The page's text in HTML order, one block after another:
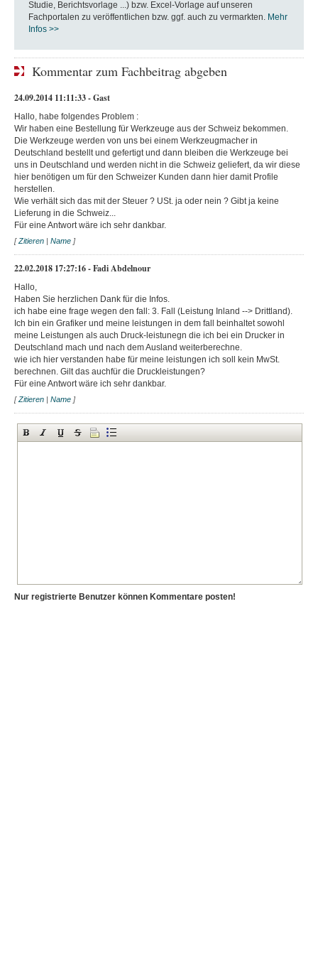
Studie, Berichtsvorlage ...) bzw. Excel-Vorlage auf unseren
Fachportalen zu veröffentlichen bzw. ggf. auch zu vermarkten. Mehr
Infos >>
Kommentar zum Fachbeitrag abgeben
24.09.2014 11:11:33 - Gast
Hallo, habe folgendes Problem :
Wir haben eine Bestellung für Werkzeuge aus der Schweiz bekommen.
Die Werkzeuge werden von uns bei einem Werkzeugmacher in
Deutschland bestellt und gefertigt und dann bleiben die Werkzeuge bei
uns in Deutschland und werden nicht in die Schweiz geliefert, da wir diese
hier benötigen um für den Schweizer Kunden dann hier damit Profile
herstellen.
Wie verhält sich das mit der Steuer ? USt. ja oder nein ? Gibt ja keine
Lieferung in die Schweiz...
Für eine Antwort wäre ich sehr dankbar.
[Zitieren | Name ]
22.02.2018 17:27:16 - Fadi Abdelnour
Hallo,
Haben Sie herzlichen Dank für die Infos.
ich habe eine frage wegen den fall: 3. Fall (Leistung Inland --> Drittland).
Ich bin ein Grafiker und meine leistungen in dem fall beinhaltet sowohl
meine Leistungen als auch Druck-leistunegn die ich bei ein Drucker in
Deutschland mach und nach dem Ausland weiterberechne.
wie ich hier verstanden habe für meine leistungen ich soll kein MwSt.
berechnen. Gilt das auchfür die Druckleistungen?
Für eine Antwort wäre ich sehr dankbar.
[Zitieren | Name ]
Nur registrierte Benutzer können Kommentare posten!